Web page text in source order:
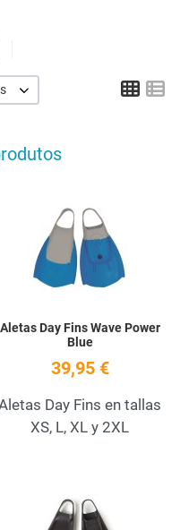
Grid
View
Aletas Day Fins Wave Power
Blue
39,95 €
Day Fins en tallas
XS, L, XL y 2XL